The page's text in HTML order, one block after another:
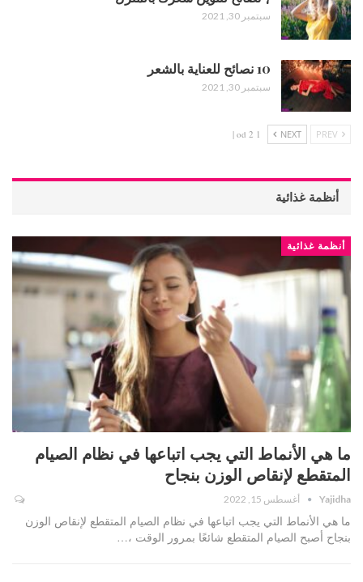
سبتمبر 30, 2021
10 نصائح للعناية بالشعر
سبتمبر 30, 2021
NEXT
1 od 2 |
أنظمة غذائية
أنظمة غذائية
ما هي الأنماط التي يجب اتباعها في نظام الصيام
المتقطع لإنقاص الوزن بنجاح
Yajidha أغسطس 15, 2022
ما هي الأنماط التي يجب اتباعها في نظام الصيام المتقطع لإنقاص الوزن
بنجاح أصبح الصيام المتقطع شائعًا بمرور الوقت ،…